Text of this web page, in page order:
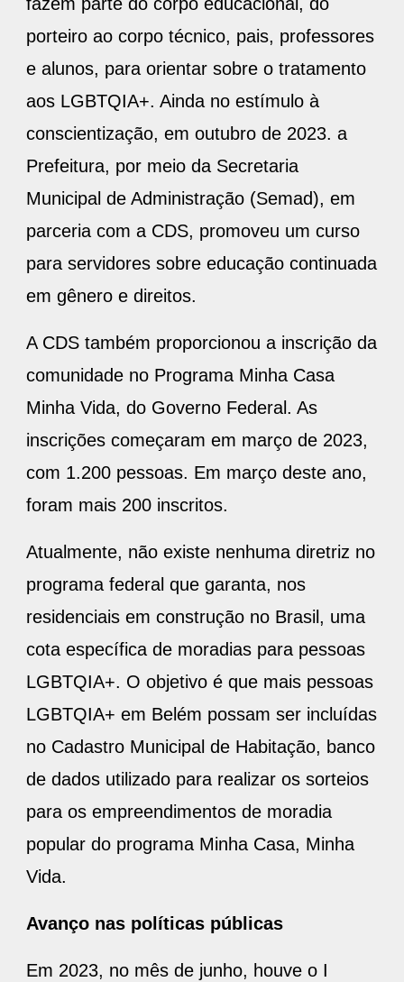
porteiro ao corpo técnico, pais, professores
e alunos, para orientar sobre o tratamento
aos LGBTQIA+. Ainda no estímulo à
conscientização, em outubro de 2023. a
Prefeitura, por meio da Secretaria
Municipal de Administração (Semad), em
parceria com a CDS, promoveu um curso
para servidores sobre educação continuada
em gênero e direitos.
A CDS também proporcionou a inscrição da
comunidade no Programa Minha Casa
Minha Vida, do Governo Federal. As
inscrições começaram em março de 2023,
com 1.200 pessoas. Em março deste ano,
foram mais 200 inscritos.
Atualmente, não existe nenhuma diretriz no
programa federal que garanta, nos
residenciais em construção no Brasil, uma
cota específica de moradias para pessoas
LGBTQIA+. O objetivo é que mais pessoas
LGBTQIA+ em Belém possam ser incluídas
no Cadastro Municipal de Habitação, banco
de dados utilizado para realizar os sorteios
para os empreendimentos de moradia
popular do programa Minha Casa, Minha
Vida.
Avanço nas políticas públicas
Em 2023, no mês de junho, houve o I